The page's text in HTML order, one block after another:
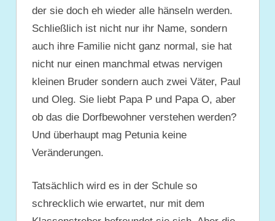
der sie doch eh wieder alle hänseln werden.
Schließlich ist nicht nur ihr Name, sondern
auch ihre Familie nicht ganz normal, sie hat
nicht nur einen manchmal etwas nervigen
kleinen Bruder sondern auch zwei Väter, Paul
und Oleg. Sie liebt Papa P und Papa O, aber
ob das die Dorfbewohner verstehen werden?
Und überhaupt mag Petunia keine
Veränderungen.
Tatsächlich wird es in der Schule so
schrecklich wie erwartet, nur mit dem